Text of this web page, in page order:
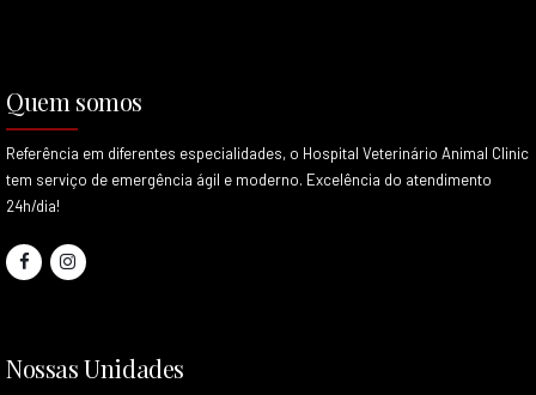
Quem somos
Referência em diferentes especialidades, o Hospital Veterinário Animal Clinic
tem serviço de emergência ágil e moderno. Excelência do atendimento
24h/dia!
Nossas Unidades